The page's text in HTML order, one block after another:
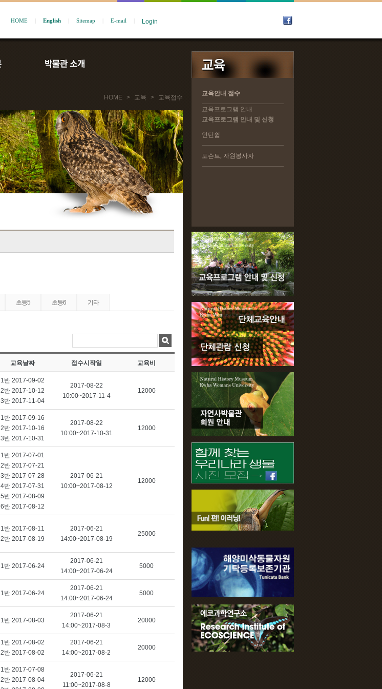
HOME English Sitemap E-mail
교육안내 접수
교육프로그램 안내
교육프로그램 안내 및 신청
인턴쉽
도슨트, 자원봉사자
교육안내 접수
교육프로그램 안내
교육프로그램 안내 및 신청
인턴쉽
도슨트, 자원봉사자
HOME > 교육 > 교육접수
초등5 초등6 기타
교육날짜 접수시작일 교육비
1반 2017-09-02
2반 2017-10-12
3반 2017-11-04
2017-08-22
10:00~2017-11-4
12000
1반 2017-09-16
2반 2017-10-16
3반 2017-10-31
2017-08-22
10:00~2017-10-31
12000
1반 2017-07-01
2반 2017-07-21
3반 2017-07-28
4반 2017-07-31
5반 2017-08-09
6반 2017-08-12
2017-06-21
10:00~2017-08-12
12000
1반 2017-08-11
2반 2017-08-19
2017-06-21
14:00~2017-08-19
25000
1반 2017-06-24
2017-06-21
14:00~2017-06-24
5000
1반 2017-06-24
2017-06-21
14:00~2017-06-24
5000
1반 2017-08-03
2017-06-21
14:00~2017-08-3
20000
1반 2017-08-02
2반 2017-08-02
2017-06-21
14:00~2017-08-2
20000
1반 2017-07-08
2반 2017-08-04
2017-06-21
11:00~2017-08-8
12000